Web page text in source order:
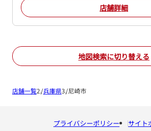
店舗詳細
地図検索に切り替える
店舗一覧 兵庫県 尼崎市
プライバシーポリシー サイト